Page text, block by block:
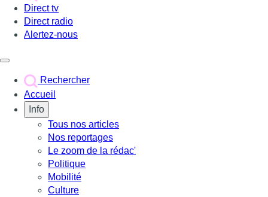
Direct tv
Direct radio
Alertez-nous
Rechercher
Accueil
Info
Tous nos articles
Nos reportages
Le zoom de la rédac'
Politique
Mobilité
Culture